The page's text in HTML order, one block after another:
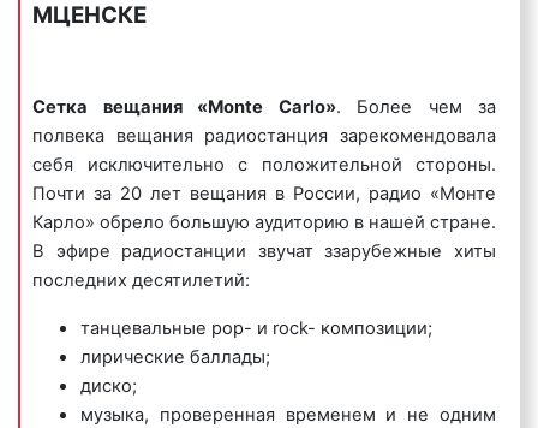
времени и хорошо запоминаются
Пример игрового рекламного ролика на радио
«Монте Карло»:
3) имиджевые (брендовые) радиоролики
компании или ее бренда, способствуют быстрому
запоминанию бренда организации или ее названия.
МЦЕНСКЕ
Сетка вещания «Monte Carlo». Более чем за
полвека вещания радиостанция зарекомендовала
себя исключительно с положительной стороны.
Почти за 20 лет вещания в России, радио «Монте
Карло» обрело большую аудиторию в нашей стране.
В эфире радиостанции звучат ззарубежные хиты
последних десятилетий:
танцевальные pop- и rock- композиции;
лирические баллады;
диско;
музыка, проверенная временем и не одним